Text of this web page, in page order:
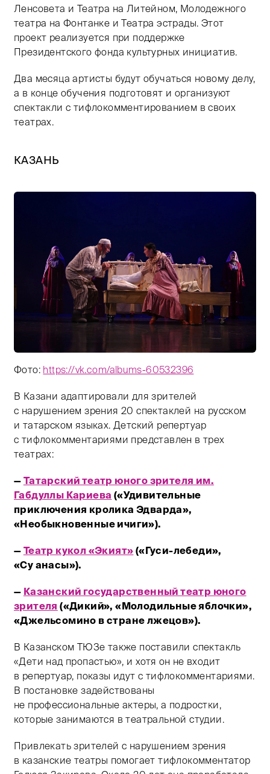
Ленсовета и Театра на Литейном, Молодежного
театра на Фонтанке и Театра эстрады. Этот
проект реализуется при поддержке
Президентского фонда культурных инициатив.
Два месяца артисты будут обучаться новому делу,
а в конце обучения подготовят и организуют
спектакли с тифлокомментированием в своих
театрах.
КАЗАНЬ
Фото: https://vk.com/albums-60532396
Тифлокомментарий: цветная фотография. Фрагмент
В Казани адаптировали для зрителей
с нарушением зрения 20 спектаклей на русском
и татарском языках. Детский репертуар
с тифлокомментариями представлен в трех
театрах:
— Татарский театр юного зрителя им.
Габдуллы Кариева («Удивительные
приключения кролика Эдварда»,
«Необыкновенные ичиги»).
— Театр кукол «Экият» («Гуси-лебеди»,
«Су анасы»).
— Казанский государственный театр юного
зрителя («Дикий», «Молодильные яблочки»,
«Джельсомино в стране лжецов»).
В Казанском ТЮЗе также поставили спектакль
«Дети над пропастью», и хотя он не входит
в репертуар, показы идут с тифлокомментариями.
В постановке задействованы
не профессиональные актеры, а подростки,
которые занимаются в театральной студии.
Привлекать зрителей с нарушением зрения
в казанские театры помогает тифлокомментатор